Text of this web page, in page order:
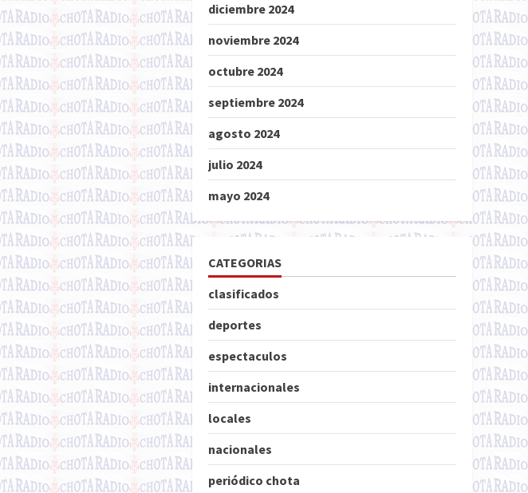
diciembre 2024
noviembre 2024
octubre 2024
septiembre 2024
agosto 2024
julio 2024
mayo 2024
CATEGORIAS
clasificados
deportes
espectaculos
internacionales
locales
nacionales
periódico chota